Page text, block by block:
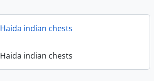
Haida indian chests
Haida indian chests